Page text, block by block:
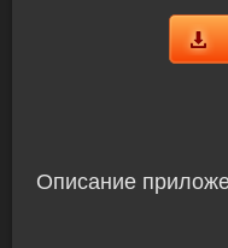
Описание